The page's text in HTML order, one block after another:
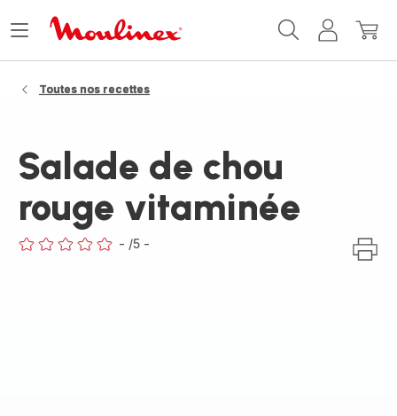
MonMon
Ouvrir
Toutes nos recettes
Salade de chou
rouge vitaminée
- /5 -